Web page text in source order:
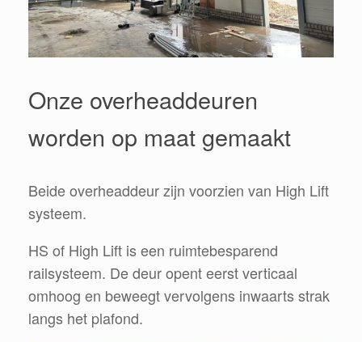
Onze overheaddeuren
worden op maat gemaakt
Beide overheaddeur zijn voorzien van High Lift
systeem.
HS of High Lift is een ruimtebesparend
railsysteem. De deur opent eerst verticaal
omhoog en beweegt vervolgens inwaarts strak
langs het plafond.